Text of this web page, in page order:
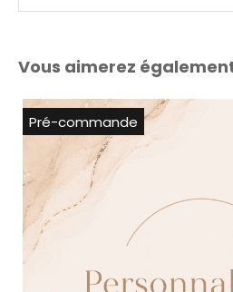
Vous aimerez
Pré-commande